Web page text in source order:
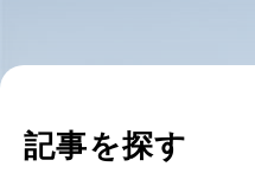
記事を探す